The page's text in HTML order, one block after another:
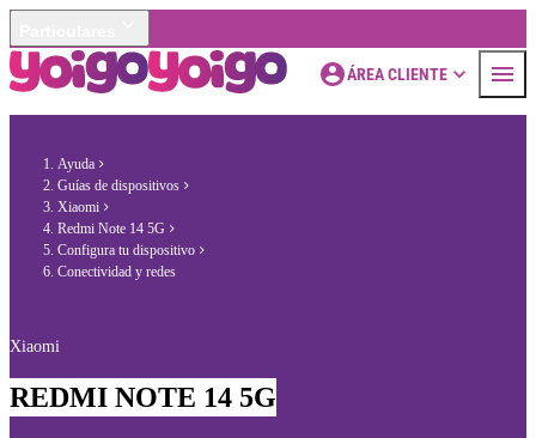
ÁREA CLIENTE
Ayuda
Guías de dispositivos
Xiaomi
Redmi Note 14 5G
Configura tu dispositivo
Conectividad y redes
Xiaomi
REDMI NOTE 14 5G